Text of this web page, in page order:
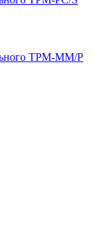
TPM-MM/P